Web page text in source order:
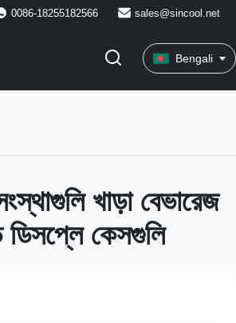
0086-18255182566 sales@sincool.net
Bengali
খাড়া বেভারেজ
ডিসপ্লে কেসগুলি